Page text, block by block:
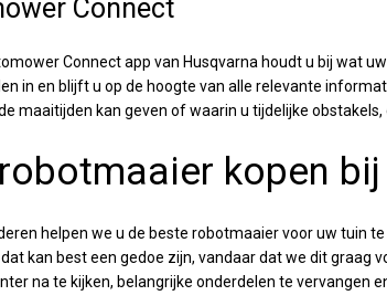
Connect
Connect app van Husqvarna houdt u bij wat
in en blijft u op de hoogte van alle relevante
maaitijden kan geven of waarin u tijdelijke
kopen
helpen we u de beste robotmaaier voor uw tuin
kan best een gedoe zijn, vandaar dat we dit graag
na te kijken, belangrijke onderdelen te vervangen